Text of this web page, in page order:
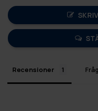
Recensioner